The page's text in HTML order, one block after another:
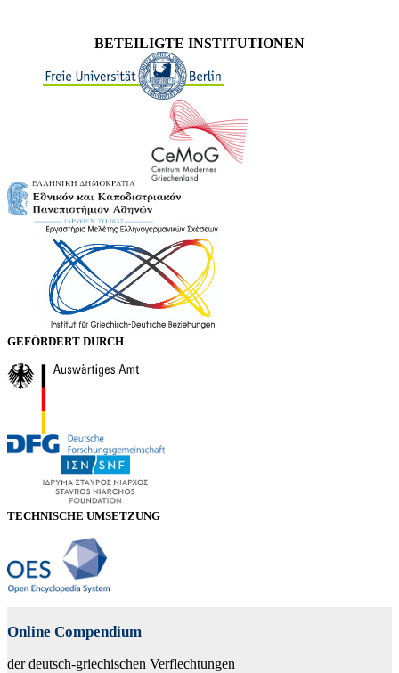
BETEILIGTE INSTITUTIONEN
GEFÖRDERT DURCH
TECHNISCHE UMSETZUNG
Online Compendium
der deutsch-griechischen Verflechtungen